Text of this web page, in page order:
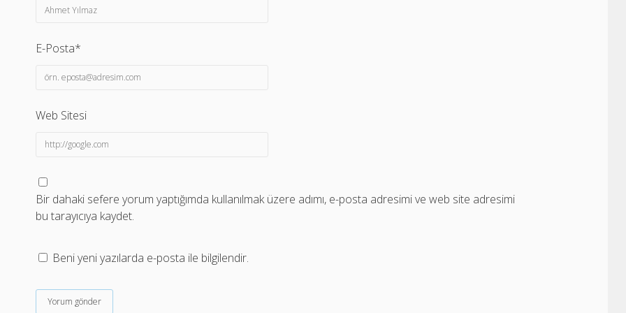
E-Posta*
Web Sitesi
Bir dahaki sefere yorum yaptığımda kullanılmak üzere adımı, e-posta adresimi ve web site adresimi
bu tarayıcıya kaydet.
Beni yeni yazılarda e-posta ile bilgilendir.